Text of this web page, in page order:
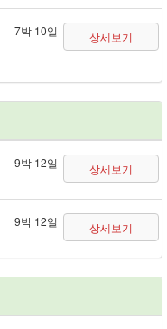
7박 10일 상세보기
9박 12일 상세보기
9박 12일 상세보기